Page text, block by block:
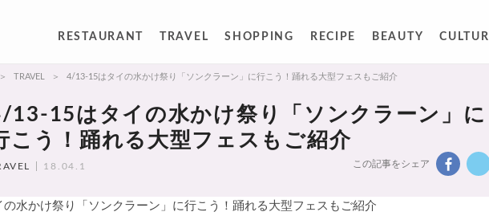
RESTAURANT TRAVEL SHOPPING RECIPE BEAUTY
TRAVEL 4/13-15はタイの水かけ祭り「ソンクラーン」に行こう！踊れる大型フェスもご紹介
13-15はタイの水かけ祭り「ソンクラーン」に
こう！踊れる大型フェスもご紹介
18.04.1 この記事をシェア